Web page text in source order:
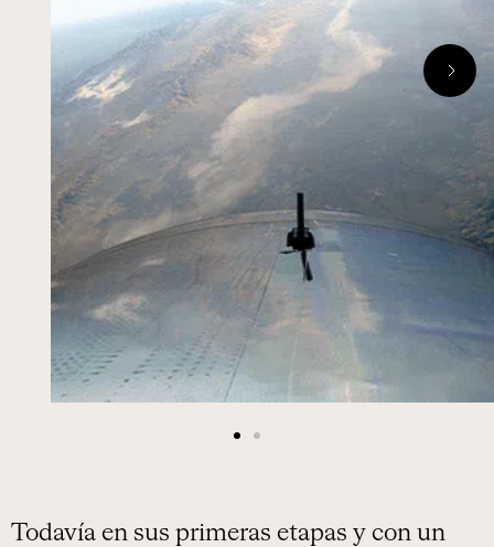
Todavía en sus primeras etapas y con un